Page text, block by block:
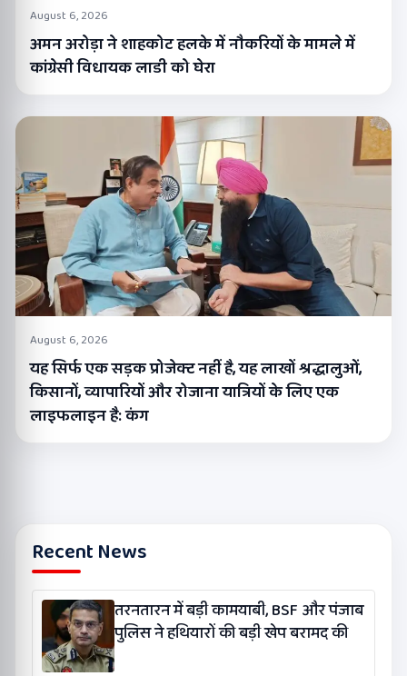
August 6, 2026
अमन अरोड़ा ने शाहकोट हलके में नौकरियों के मामले में
कांग्रेसी विधायक लाडी को घेरा
August 6, 2026
यह सिर्फ एक सड़क प्रोजेक्ट नहीं है, यह लाखों श्रद्धालुओं,
किसानों, व्यापारियों और रोजाना यात्रियों के लिए एक
लाइफलाइन है: कंग
Recent News
तरनतारन में बड़ी कामयाबी, BSF और पंजाब
पुलिस ने हथियारों की बड़ी खेप बरामद की